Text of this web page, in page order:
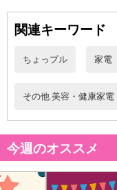
関連キーワード
ちょっプル 家電
その他 美容・健康家電
今週のオススメ